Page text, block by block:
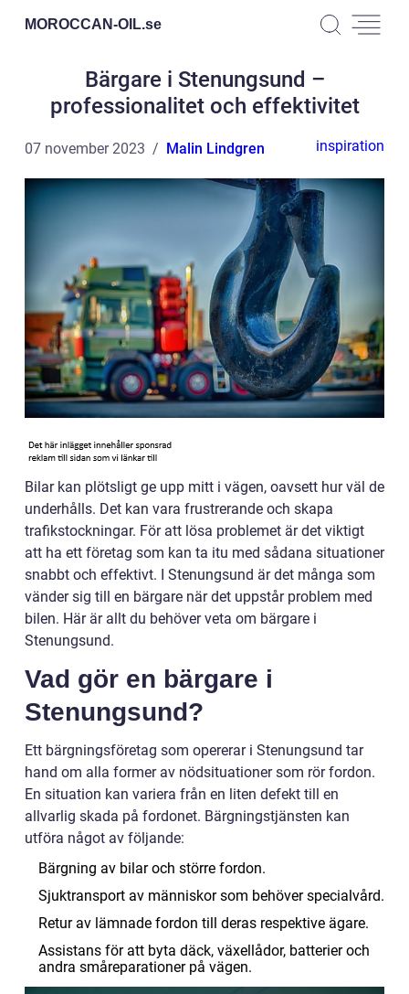
MOROCCAN-OIL.se
Bärgare i Stenungsund –
professionalitet och effektivitet
07 november 2023 Malin Lindgren inspiration
Bilar kan plötsligt ge upp mitt i vägen, oavsett hur väl de
underhålls. Det kan vara frustrerande och skapa
trafikstockningar. För att lösa problemet är det viktigt
att ha ett företag som kan ta itu med sådana situationer
snabbt och effektivt. I Stenungsund är det många som
vänder sig till en bärgare när det uppstår problem med
bilen. Här är allt du behöver veta om bärgare i
Stenungsund.
Vad gör en bärgare i
Stenungsund?
Ett bärgningsföretag som opererar i Stenungsund tar
hand om alla former av nödsituationer som rör fordon.
En situation kan variera från en liten defekt till en
allvarlig skada på fordonet. Bärgningstjänsten kan
utföra något av följande:
Bärgning av bilar och större fordon.
Sjuktransport av människor som behöver specialvård.
Retur av lämnade fordon till deras respektive ägare.
Assistans för att byta däck, växellådor, batterier och
andra småreparationer på vägen.